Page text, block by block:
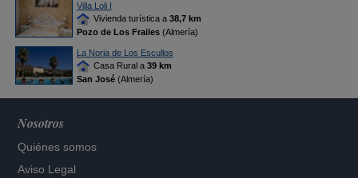
Villa Loli I
Vivienda turística a 38,7 km
Pozo de Los Frailes(Almería)
La Noria de Los Escullos
Casa Rural a 39 km
San José(Almería)
Nosotros
Quiénes somos
Aviso Legal